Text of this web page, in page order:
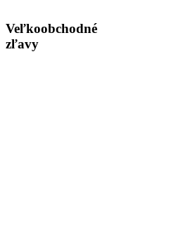
Veľkoobchodné
zľavy